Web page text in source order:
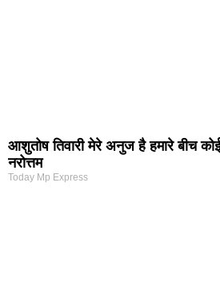
आशुतोष तिवारी मेरे अनुज है हमारे बीच
नरोत्तम
Today Mp Express